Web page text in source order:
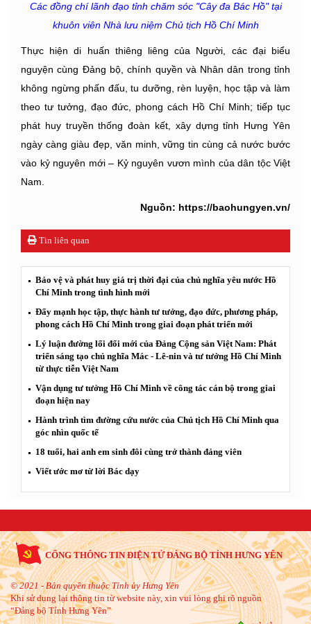
Các đồng chí lãnh đạo tỉnh chăm sóc "Cây đa Bác Hồ" tại
khuôn viên Nhà lưu niệm Chủ tịch Hồ Chí Minh
Thực hiện di huấn thiêng liêng của Người, các đại biểu
nguyện cùng Đảng bộ, chính quyền và Nhân dân trong tỉnh
không ngừng phấn đấu, tu dưỡng, rèn luyện, học tập và làm
theo tư tưởng, đạo đức, phong cách Hồ Chí Minh; tiếp tục
phát huy truyền thống đoàn kết, xây dựng tỉnh Hưng Yên
ngày càng giàu đẹp, văn minh, vững tin cùng cả nước bước
vào kỷ nguyên mới – Kỷ nguyên vươn mình của dân tộc Việt
Nam.
Nguồn: https://baohungyen.vn/
Tin liên quan
Bảo vệ và phát huy giá trị thời đại của chủ nghĩa yêu nước Hồ
Chí Minh trong tình hình mới
Đẩy mạnh học tập, thực hành tư tưởng, đạo đức, phương pháp,
phong cách Hồ Chí Minh trong giai đoạn phát triển mới
Lý luận đường lối đổi mới của Đảng Cộng sản Việt Nam: Phát
triển sáng tạo chủ nghĩa Mác - Lê-nin và tư tưởng Hồ Chí Minh
từ thực tiễn Việt Nam
Vận dụng tư tưởng Hồ Chí Minh về công tác cán bộ trong giai
đoạn hiện nay
Hành trình tìm đường cứu nước của Chủ tịch Hồ Chí Minh qua
góc nhìn quốc tế
18 tuổi, hai anh em sinh đôi cùng trở thành đảng viên
Viết ước mơ từ lời Bác dạy
CỔNG THÔNG TIN ĐIỆN TỬ ĐẢNG BỘ TỈNH HƯNG YÊN
© 2021 - Bản quyền thuộc Tỉnh ủy Hưng Yên
Khi sử dụng lại thông tin từ website này, xin vui lòng ghi rõ nguồn
“Đảng bộ Tỉnh Hưng Yên”